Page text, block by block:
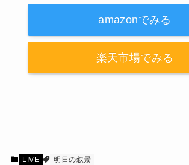
amazonでみる
楽天市場でみる
LIVE 明日の叙景